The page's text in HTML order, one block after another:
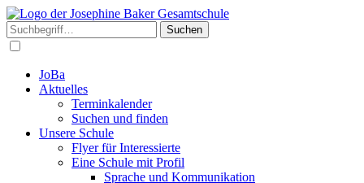
Suchen
JoBa
Aktuelles
Terminkalender
Suchen und finden
Unsere Schule
Flyer für Interessierte
Eine Schule mit Profil
Sprache und Kommunikation